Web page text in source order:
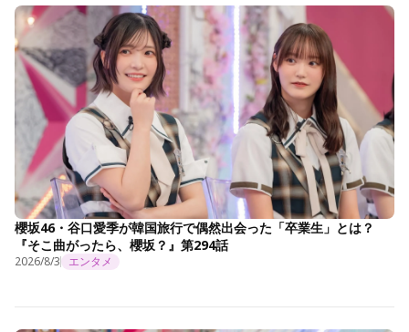
櫻坂46・谷口愛季が韓国旅行で偶然出会った「卒業生」とは？
『そこ曲がったら、櫻坂？』第294話
2026/8/3 エンタメ